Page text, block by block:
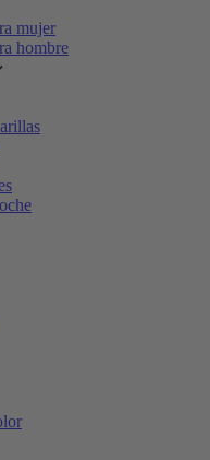
mujer
hombre